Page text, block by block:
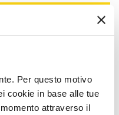
Per questo motivo
cookie in base alle tue
attraverso il